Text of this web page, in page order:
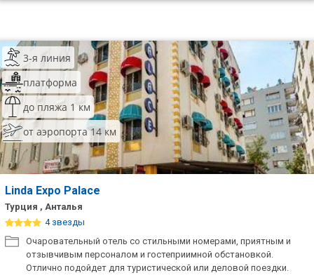
3-я линия
платформа
до пляжа 1 км
от аэропорта 14 км
Linda Expo Palace
Турция , Анталья
4 звезды
Очаровательный отель со стильными номерами, приятным и
отзывчивым персоналом и гостеприимной обстановкой.
Отлично подойдет для туристической или деловой поездки.